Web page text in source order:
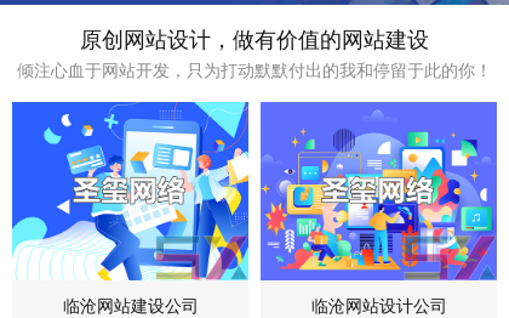
原创网站设计，做有价值的网站建设
倾注心血于网站开发，只为打动默默付出的我和停留于此的你！
临沧网站建设公司 临沧网站设计公司